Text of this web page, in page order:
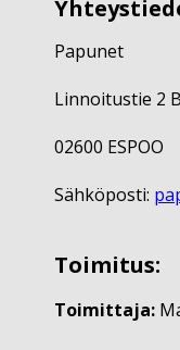
Papunet
Linnoitustie 2 B
02600 ESPOO
Sähköposti:
Toimitus:
Toimittaja: